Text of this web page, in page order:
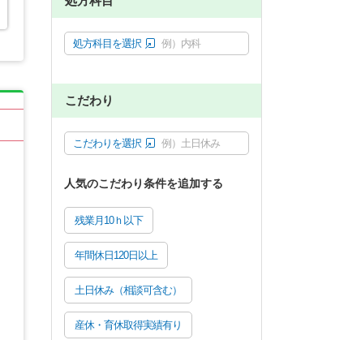
処方科目を選択 例）内科
こだわり
こだわりを選択 例）土日休み
人気のこだわり条件を追加する
残業月10ｈ以下
年間休日120日以上
土日休み（相談可含む）
産休・育休取得実績有り